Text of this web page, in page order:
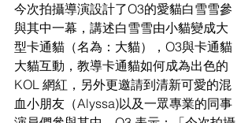
今次拍攝導演設計了O3的愛貓白雪雪參
與其中一幕，講述白雪雪由小貓變成大
型卡通貓（名為：大貓），O3與卡通貓
大貓互動，教導卡通貓如何成為出色的
KOL 網紅，另外更邀請到清新可愛的混
血小朋友（Alyssa)以及一眾專業的同事